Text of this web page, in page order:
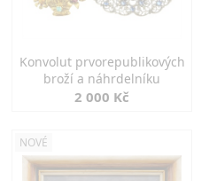
Konvolut prvorepublikových
broží a náhrdelníku
2 000 Kč
NOVÉ